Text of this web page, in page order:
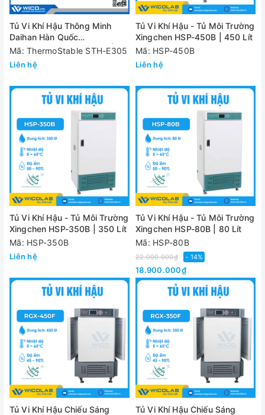
Tủ Vi Khí Hậu Thông Minh
Daihan Hàn Quốc
ThermoStable STH-E305 |
305 Lít
Mã: ThermoStable STH-E305
Liên hệ
Tủ Vi Khí Hậu - Tủ Môi Trường
Xingchen HSP-450B | 450 Lít
Mã: HSP-450B
Liên hệ
Tủ Vi Khí Hậu - Tủ Môi Trường
Xingchen HSP-350B | 350 Lít
Mã: HSP-350B
Liên hệ
Tủ Vi Khí Hậu - Tủ Môi Trường
Xingchen HSP-80B | 80 Lít
Mã: HSP-80B
22.000.000₫ - 14%
18.900.000₫
Tủ Vi Khí Hậu Chiếu Sáng
Tủ Vi Khí Hậu Chiếu Sáng